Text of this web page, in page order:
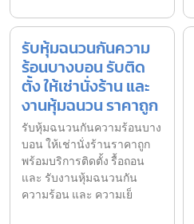
รับหุ้มฉนวนกันความ
ร้อนบางบอน รับติด
ตั้ง ให้เช่านั่งร้าน และ
งานหุ้มฉนวน ราคาถูก
รับหุ้มฉนวนกันความร้อนบาง
บอน ให้เช่านั่งร้านราคาถูก
พร้อมบริการติดตั้ง รื้อถอน
และ รับงานหุ้มฉนวนกัน
ความร้อน และ ความเย็